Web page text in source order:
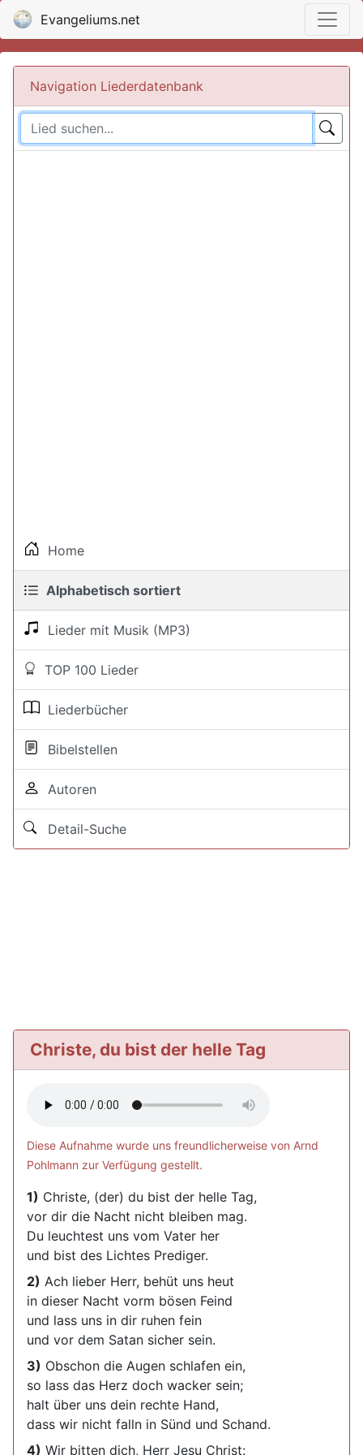
Evangeliums.net
Navigation Liederdatenbank
Home
Alphabetisch sortiert
Lieder mit Musik (MP3)
TOP 100 Lieder
Liederbücher
Bibelstellen
Autoren
Detail-Suche
Christe, du bist der helle Tag
Diese Aufnahme wurde uns freundlicherweise von Arnd
Pohlmann zur Verfügung gestellt.
1) Christe, (der) du bist der helle Tag,
vor dir die Nacht nicht bleiben mag.
Du leuchtest uns vom Vater her
und bist des Lichtes Prediger.
2) Ach lieber Herr, behüt uns heut
in dieser Nacht vorm bösen Feind
und lass uns in dir ruhen fein
und vor dem Satan sicher sein.
3) Obschon die Augen schlafen ein,
so lass das Herz doch wacker sein;
halt über uns dein rechte Hand,
dass wir nicht falln in Sünd und Schand.
4) Wir bitten dich, Herr Jesu Christ: